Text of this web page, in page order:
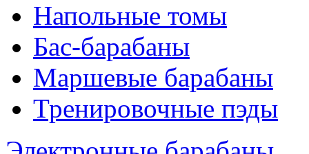
Напольные томы
Бас-барабаны
Маршевые барабаны
Тренировочные пэды